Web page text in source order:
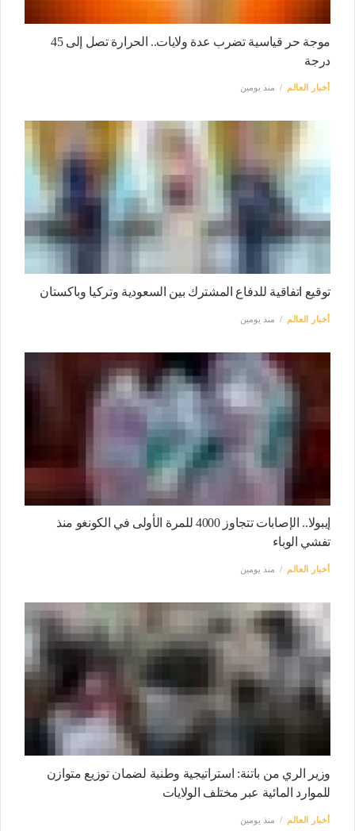
موجة حر قياسية تضرب عدة ولايات.. الحرارة تصل إلى 45
درجة
أخبار العالم منذ يومين
توقيع اتفاقية للدفاع المشترك بين السعودية وتركيا وباكستان
أخبار العالم منذ يومين
إيبولا.. الإصابات تتجاوز 4000 للمرة الأولى في الكونغو منذ
تفشي الوباء
أخبار العالم منذ يومين
وزير الري من باتنة: استراتيجية وطنية لضمان توزيع متوازن
للموارد المائية عبر مختلف الولايات
أخبار العالم منذ يومين